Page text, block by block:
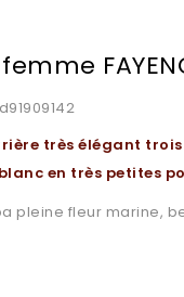
très élégant
en très petites
pleine fleur marine,